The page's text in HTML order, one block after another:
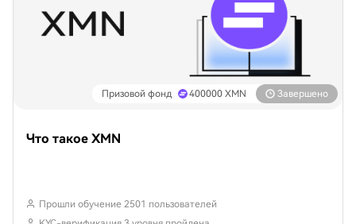
Призовой фонд 400000 XMN Завершено
Что такое XMN
Прошли обучение 2501 пользователей